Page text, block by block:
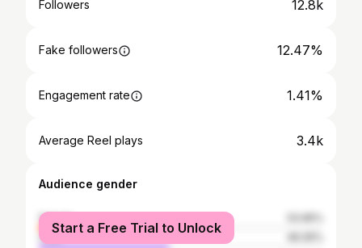
Followers 12.8k
Fake followers 12.47%
Engagement rate 1.41%
Average Reel plays 3.4k
Audience gender
female
male
Start a Free Trial to Unlock